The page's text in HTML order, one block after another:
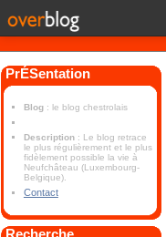
PrÉSentation
Blog : le blog chestrolais
Description : Le blog retrace
le plus régulièrement et le plus
fidèlement possible la vie à
Neufchâteau (Luxembourg-
Belgique).
Contact
Recherche